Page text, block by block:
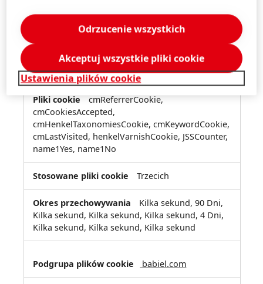
sekund, Kilka sekund, Kilka sekund, 29 Dni, Kilka
cdn.cookielaw.org
cmReferrerCookie,
cmCookiesAccepted,
cmHenkelTaxonomiesCookie, cmKeywordCookie,
cmLastVisited, henkelVarnishCookie, JSSCounter,
name1Yes, name1No
Trzecich
Kilka sekund, 90 Dni,
Kilka sekund, Kilka sekund, Kilka sekund, 4 Dni,
Kilka sekund, Kilka sekund, Kilka sekund
babiel.com
Ustawienia plików cookie
Odrzucenie wszystkich
Akceptuj wszystkie pliki cookie